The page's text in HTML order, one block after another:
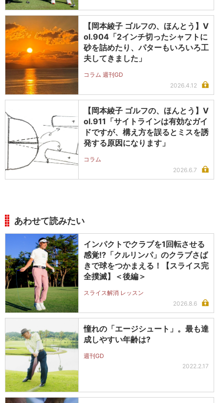
【岡本綾子 ゴルフの、ほんとう】V
ol.904「2インチ切ったシャフトに
砂を詰めたり、パターもいろいろ工
夫してきました」
コラム 週刊GD
2026.4.12
【岡本綾子 ゴルフの、ほんとう】V
ol.911「サイトラインは有効なガイ
ドですが、構え方を誤るとミスを誘
発する原因になります」
コラム
2026.6.7
あわせて読みたい
インパクトでクラブを1回転させる
感覚!?「クルリンパ」のクラブさば
きで球をつかまえる！【スライス完
全撲滅】＜後編＞
スライス解消 レッスン
2026.8.6
憧れの「エージシュート」。最も達
成しやすい年齢は?
週刊GD
2022.2.17